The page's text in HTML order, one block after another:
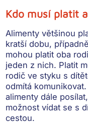
Kdo musí platit
Alimenty většinou
kratší dobu,
mohou platit oba
jeden z nich. Platit
rodič ve styku s
odmítá
alimenty dále
možnost vídat se s
cestou.